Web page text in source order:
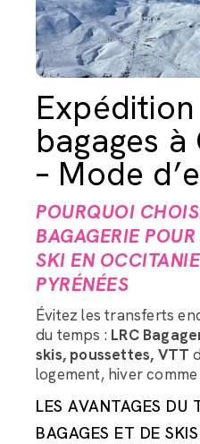
bagages
– Mode
POURQUOI
BAGAGERIE
SKI EN
PYRÉNÉES
Évitez les transferts
du temps : LRC
skis, poussettes, VTT
logement, hiver comme
LES AVANTAGES DU
BAGAGES ET DE